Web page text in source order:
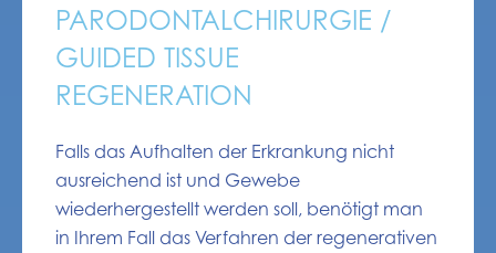
PARODONTALCHIRURGIE /
GUIDED TISSUE
REGENERATION
Falls das Aufhalten der Erkrankung nicht
ausreichend ist und Gewebe
wiederhergestellt werden soll, benötigt man
in Ihrem Fall das Verfahren der regenerativen